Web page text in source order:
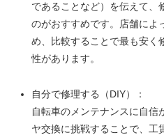
であることなど）を伝えて、
のがおすすめです。店舗によ
め、比較することで最も安く
性があります。
自分で修理する（DIY）：
自転車のメンテナンスに自信
ヤ交換に挑戦することで、工